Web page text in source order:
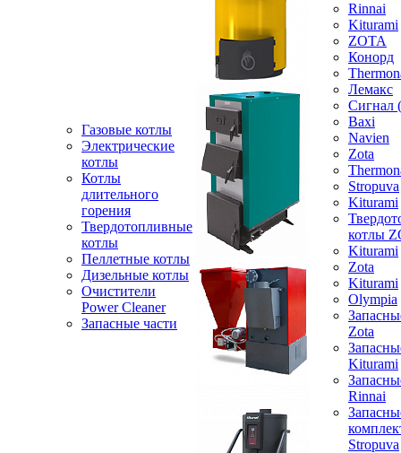
Газовые котлы
Электрические
котлы
Котлы
длительного
горения
Твердотопливные
котлы
Пеллетные котлы
Дизельные котлы
Очистители
Power Cleaner
Запасные части
Rinnai
Kiturami
ZOTA
Конорд
Лемакс
Baxi
Navien
Zota
Stropuva
Kiturami
котлы
Kiturami
Zota
Kiturami
Olympia
Zota
Kiturami
Rinnai
Stropuva